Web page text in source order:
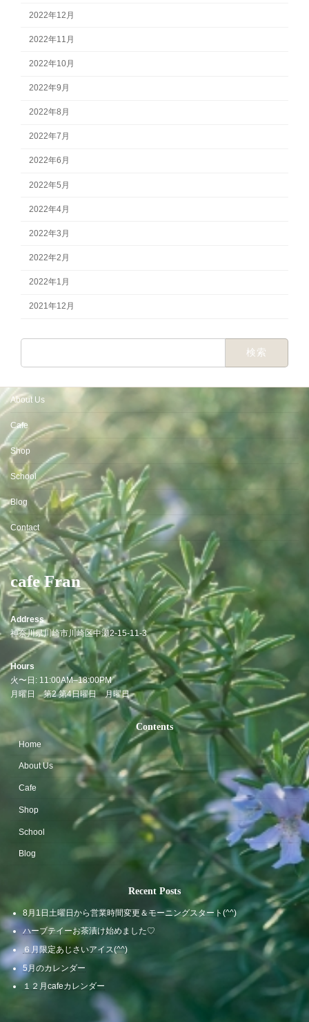
2022年12月
2022年11月
2022年10月
2022年9月
2022年8月
2022年7月
2022年6月
2022年5月
2022年4月
2022年3月
2022年2月
2022年1月
2021年12月
検
About Us
Cafe
Shop
School
Blog
Contact
cafe Fran
Address
神奈川県川崎市川崎区中瀬2-15-11-3
Hours
火〜日: 11:00AM–18:00PM
月曜日第2 第4日曜日 月曜日
Contents
Home
About Us
Cafe
Shop
School
Blog
Recent Posts
8月1日土曜日から営業時間変更＆モーニングスタート(^^)
ハーブテイーお茶漬け始めました♡
６月限定あじさいアイス(^^)
5月のカレンダー
１２月cafeカレンダー